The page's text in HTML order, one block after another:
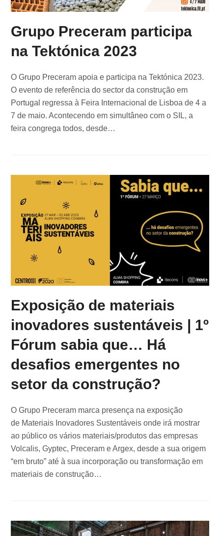
Grupo Preceram participa
na Tektónica 2023
O Grupo Preceram apoia e participa na Tektónica 2023.
O evento de referência do sector da construção em
Portugal regressa à Feira Internacional de Lisboa de 4 a
7 de maio. Acontecendo em simultâneo com o SIL, a
feira congrega todos, desde…
Exposição de materiais
inovadores sustentáveis | 1º
Fórum sabia que… Há
desafios emergentes no
setor da construção?
O Grupo Preceram marca presença na exposição
de Materiais Inovadores Sustentáveis onde irá mostrar
ao público os vários materiais/produtos das empresas
Volcalis, Gyptec, Preceram e Argex, desde a sua origem
“em bruto” até à sua incorporação ou transformação em
materiais de construção…